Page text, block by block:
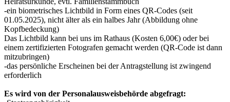
-ein biometrisches Lichtbild in Form eines QR-Codes (seit
01.05.2025), nicht älter als ein halbes Jahr (Abbildung ohne
Kopfbedeckung)
Das Lichtbild kann bei uns im Rathaus (Kosten 6,00€) oder bei
einem zertifizierten Fotografen gemacht werden (QR-Code ist dann
mitzubringen)
-das persönliche Erscheinen bei der Antragstellung ist zwingend
erforderlich
Es wird von der Personalausweisbehörde abgefragt: